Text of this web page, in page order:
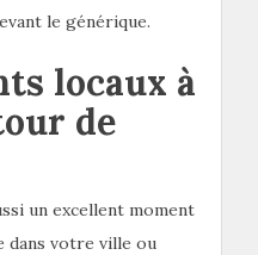
le générique.
locaux à
de
un excellent moment
dans votre ville ou